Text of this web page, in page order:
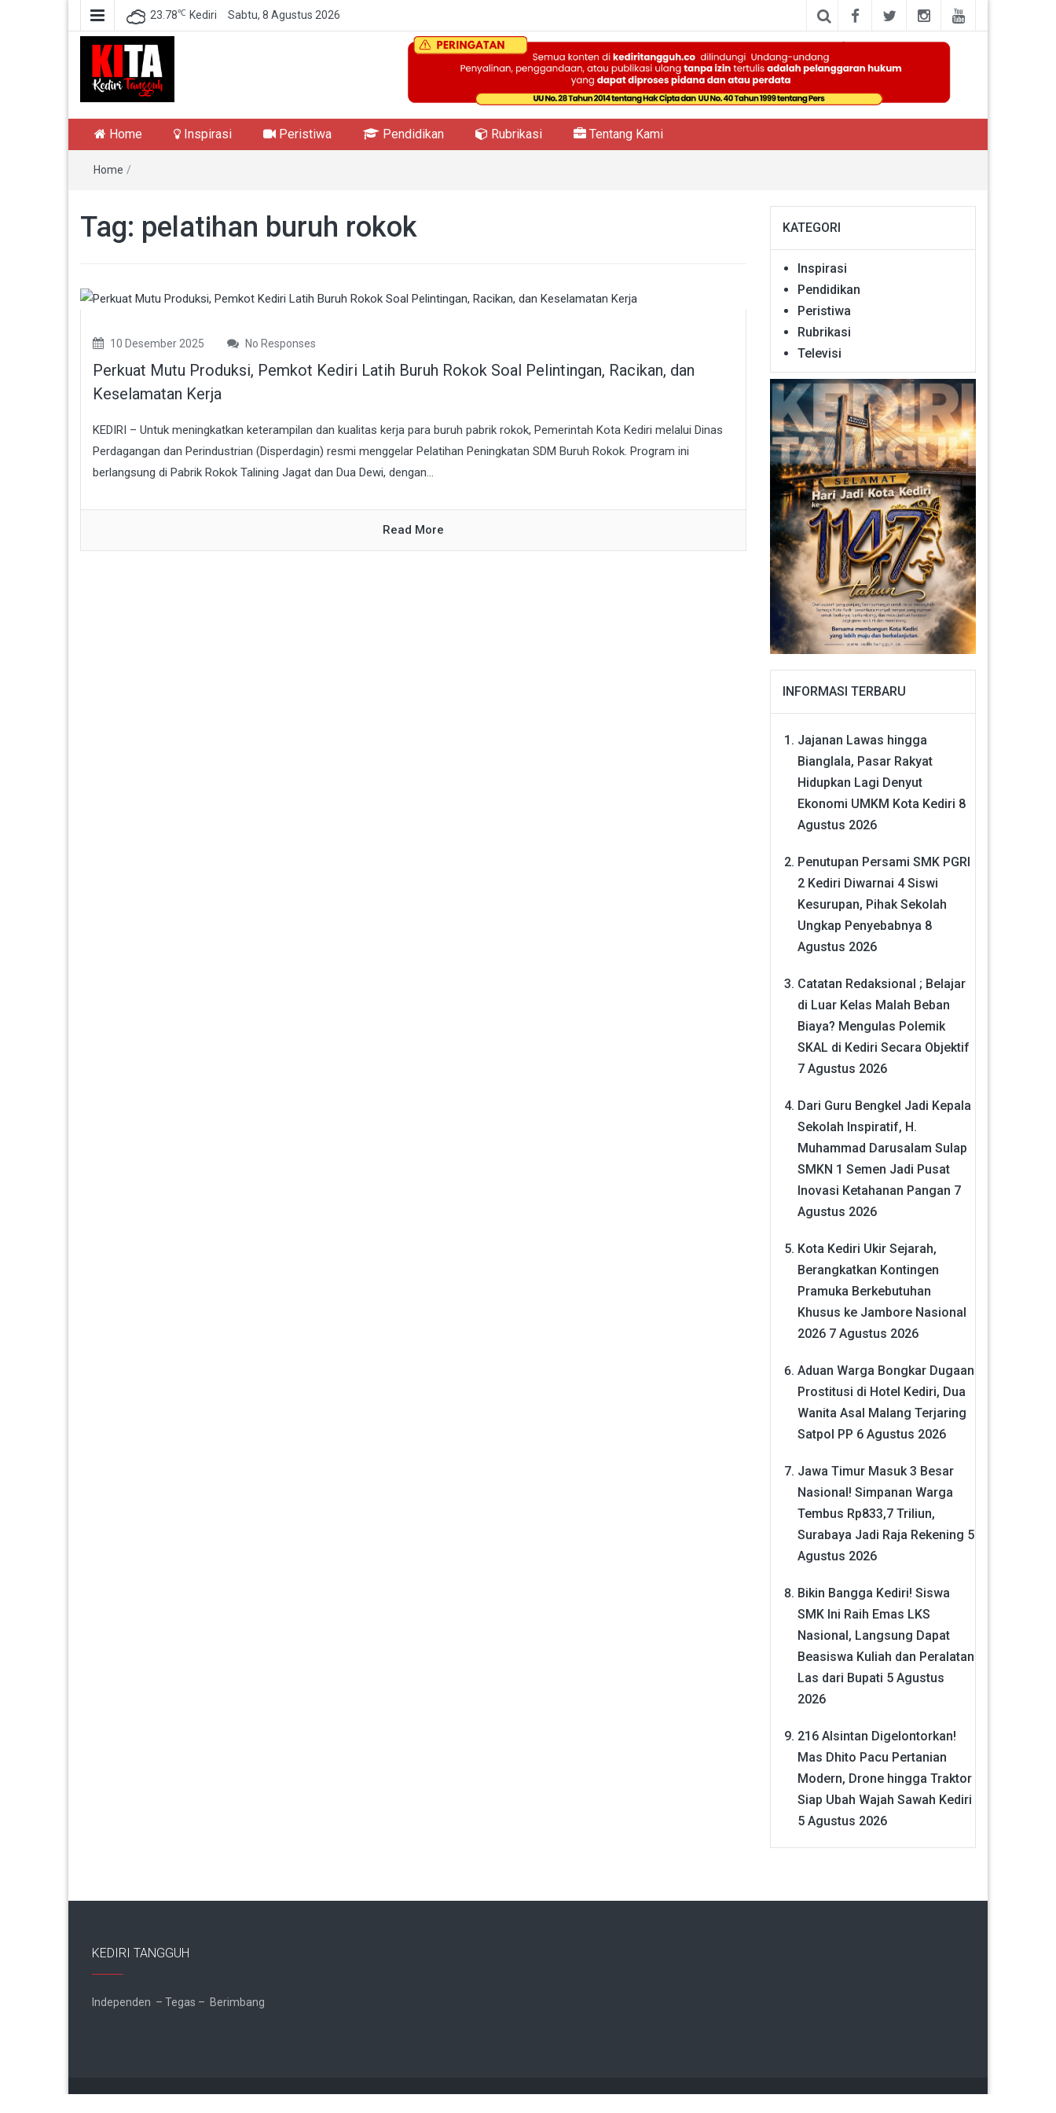
23.78℃ Kediri Sabtu, 8 Agustus 2026
Kediri Tangguh
Home Inspirasi Peristiwa Pendidikan Rubrikasi Tentang Kami
Home /
Tag: pelatihan buruh rokok
10 Desember 2025 No Responses
Perkuat Mutu Produksi, Pemkot Kediri Latih Buruh Rokok Soal Pelintingan, Racikan, dan
Keselamatan Kerja
KEDIRI – Untuk meningkatkan keterampilan dan kualitas kerja para buruh pabrik rokok, Pemerintah Kota Kediri melalui Dinas
Perdagangan dan Perindustrian (Disperdagin) resmi menggelar Pelatihan Peningkatan SDM Buruh Rokok. Program ini
berlangsung di Pabrik Rokok Talining Jagat dan Dua Dewi, dengan...
Read More
KATEGORI
Inspirasi
Pendidikan
Peristiwa
Rubrikasi
Televisi
INFORMASI TERBARU
Jajanan Lawas hingga
Bianglala, Pasar Rakyat
Hidupkan Lagi Denyut
Ekonomi UMKM Kota Kediri 8
Agustus 2026
Penutupan Persami SMK PGRI
2 Kediri Diwarnai 4 Siswi
Kesurupan, Pihak Sekolah
Ungkap Penyebabnya 8
Agustus 2026
Catatan Redaksional ; Belajar
di Luar Kelas Malah Beban
Biaya? Mengulas Polemik
SKAL di Kediri Secara Objektif
7 Agustus 2026
Dari Guru Bengkel Jadi Kepala
Sekolah Inspiratif, H.
Muhammad Darusalam Sulap
SMKN 1 Semen Jadi Pusat
Inovasi Ketahanan Pangan 7
Agustus 2026
Kota Kediri Ukir Sejarah,
Berangkatkan Kontingen
Pramuka Berkebutuhan
Khusus ke Jambore Nasional
2026 7 Agustus 2026
Aduan Warga Bongkar Dugaan
Prostitusi di Hotel Kediri, Dua
Wanita Asal Malang Terjaring
Satpol PP 6 Agustus 2026
Jawa Timur Masuk 3 Besar
Nasional! Simpanan Warga
Tembus Rp833,7 Triliun,
Surabaya Jadi Raja Rekening 5
Agustus 2026
Bikin Bangga Kediri! Siswa
SMK Ini Raih Emas LKS
Nasional, Langsung Dapat
Beasiswa Kuliah dan Peralatan
Las dari Bupati 5 Agustus
2026
216 Alsintan Digelontorkan!
Mas Dhito Pacu Pertanian
Modern, Drone hingga Traktor
Siap Ubah Wajah Sawah Kediri
5 Agustus 2026
KEDIRI TANGGUH
Independen – Tegas – Berimbang